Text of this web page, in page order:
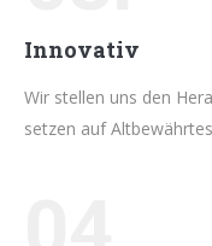
Innovativ
Wir stellen uns den
setzen auf